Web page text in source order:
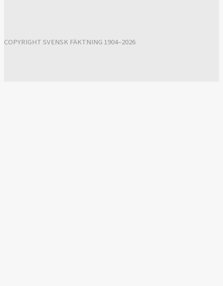
COPYRIGHT SVENSK FÄKTNING 1904–2026